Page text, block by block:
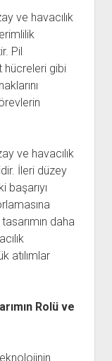
ve havacılık
Pil
hücreleri gibi
ve havacılık
İleri düzey
daha
atılımlar
Rolü ve